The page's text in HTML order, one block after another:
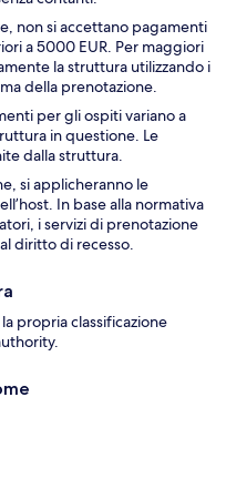
non si accettano pagamenti
a 5000 EUR. Per maggiori
la struttura utilizzando i
della prenotazione.
per gli ospiti variano a
in questione. Le
dalla struttura.
si applicheranno le
In base alla normativa
i servizi di prenotazione
diritto di recesso.
propria classificazione